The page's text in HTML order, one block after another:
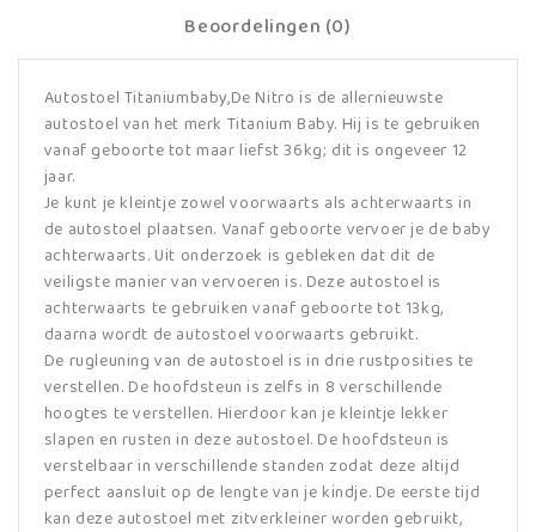
Beoordelingen (0)
Autostoel Titaniumbaby,De Nitro is de allernieuwste
autostoel van het merk Titanium Baby. Hij is te gebruiken
vanaf geboorte tot maar liefst 36kg; dit is ongeveer 12
jaar.
Je kunt je kleintje zowel voorwaarts als achterwaarts in
de autostoel plaatsen. Vanaf geboorte vervoer je de baby
achterwaarts. Uit onderzoek is gebleken dat dit de
veiligste manier van vervoeren is. Deze autostoel is
achterwaarts te gebruiken vanaf geboorte tot 13kg,
daarna wordt de autostoel voorwaarts gebruikt.
De rugleuning van de autostoel is in drie rustposities te
verstellen. De hoofdsteun is zelfs in 8 verschillende
hoogtes te verstellen. Hierdoor kan je kleintje lekker
slapen en rusten in deze autostoel. De hoofdsteun is
verstelbaar in verschillende standen zodat deze altijd
perfect aansluit op de lengte van je kindje. De eerste tijd
kan deze autostoel met zitverkleiner worden gebruikt,